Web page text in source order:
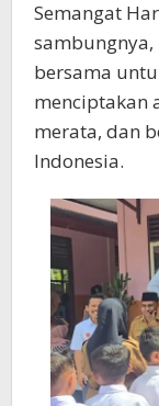
Semangat
bersama
menciptakan
merata, dan
Indonesia.